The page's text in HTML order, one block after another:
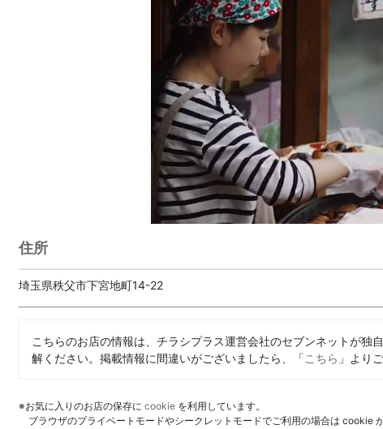
住所
埼玉県秩父市下宮地町14-22
こちらのお店の情報は、チラシプラス運営会社のセブンネットが
解ください。掲載情報に間違いがございましたら、「こちら 」より
※お気に入りのお店の保存に cookie を利用しています。
ブラウザのプライベートモードやシークレットモードでご利用の場合は cookie